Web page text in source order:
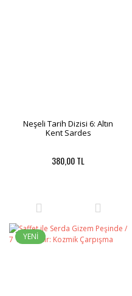
Neşeli Tarih Dizisi 6: Altın
Kent Sardes
380,00 TL
YENİ